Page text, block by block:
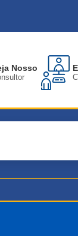
Nosso